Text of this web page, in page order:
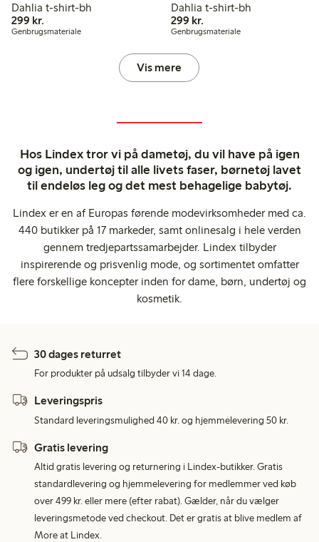
Dahlia t-shirt-bh
299 kr.
Genbrugsmateriale
Dahlia t-shirt-bh
299 kr.299,00 kr.
Genbrugsmateriale
Vis mere
Hos Lindex tror vi på dametøj, du vil have på igen
og igen, undertøj til alle livets faser, børnetøj lavet
til endeløs leg og det mest behagelige babytøj.
Lindex er en af Europas førende modevirksomheder med ca.
440 butikker på 17 markeder, samt onlinesalg i hele verden
gennem tredjepartssamarbejder. Lindex tilbyder
inspirerende og prisvenlig mode, og sortimentet omfatter
flere forskellige koncepter inden for dame, børn, undertøj og
kosmetik.
30 dages returret
For produkter på udsalg tilbyder vi 14 dage.
Leveringspris
Standard leveringsmulighed 40 kr. og hjemmelevering 50 kr.
Gratis levering
Altid gratis levering og returnering i Lindex-butikker. Gratis
standardlevering og hjemmelevering for medlemmer ved køb
over 499 kr. eller mere (efter rabat). Gælder, når du vælger
leveringsmetode ved checkout. Det er gratis at blive medlem af
More at Lindex.